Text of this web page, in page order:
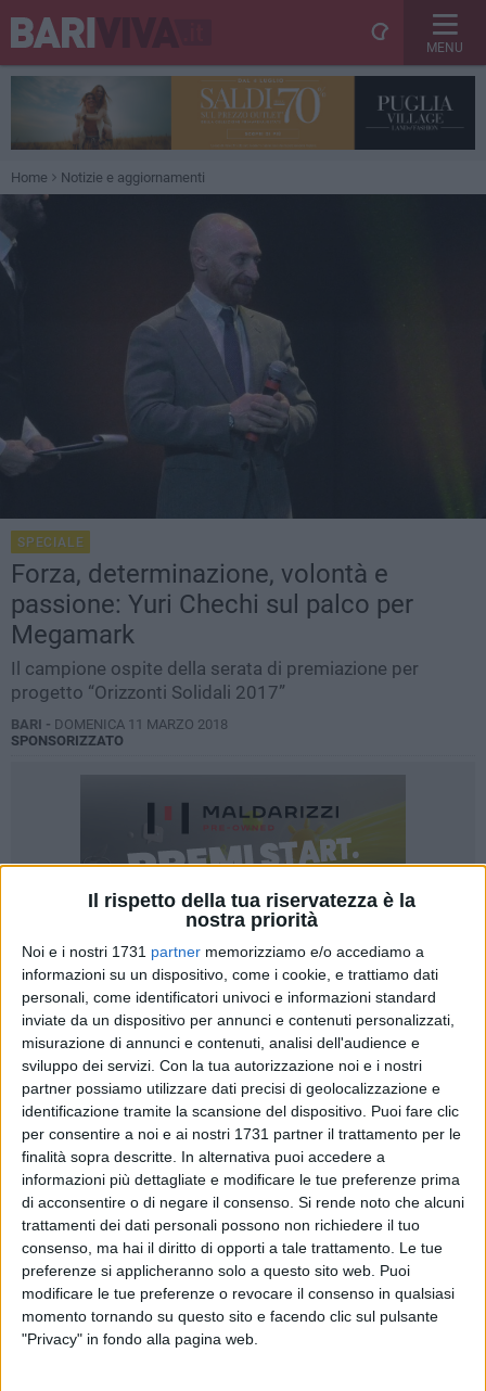
Il rispetto della tua riservatezza è la
nostra priorità
Noi e i nostri 1731 partner memorizziamo e/o accediamo a
informazioni su un dispositivo, come i cookie, e trattiamo dati
personali, come identificatori univoci e informazioni standard
inviate da un dispositivo per annunci e contenuti personalizzati,
misurazione di annunci e contenuti, analisi dell'audience e
sviluppo dei servizi. Con la tua autorizzazione noi e i nostri
partner possiamo utilizzare dati precisi di geolocalizzazione e
identificazione tramite la scansione del dispositivo. Puoi fare clic
per consentire a noi e ai nostri 1731 partner il trattamento per le
finalità sopra descritte. In alternativa puoi accedere a
informazioni più dettagliate e modificare le tue preferenze prima
di acconsentire o di negare il consenso. Si rende noto che alcuni
trattamenti dei dati personali possono non richiedere il tuo
consenso, ma hai il diritto di opporti a tale trattamento. Le tue
preferenze si applicheranno solo a questo sito web. Puoi
modificare le tue preferenze o revocare il consenso in qualsiasi
momento tornando su questo sito e facendo clic sul pulsante
"Privacy" in fondo alla pagina web.
MENU
Home Notizie e aggiornamenti
SPECIALE
Forza, determinazione, volontà e
passione: Yuri Chechi sul palco per
Megamark
Il campione ospite della serata di premiazione per
progetto “Orizzonti Solidali 2017”
BARI - DOMENICA 11 MARZO 2018
SPONSORIZZATO
2
È stato uno dei più grandi atleti italiani di sempre, vincitore di
tante medaglie e grande esempio da seguire nel mondo dello
sport e non solo.
Yuri Chechi, l'indimenticabile "signore degli anelli"
dell'atletica è salito sul palco del TeatroTeam come ospite
d'onore nella serata organizzata dalla Fondazione
Megamark Onlus in occasione della premiazione dei progetti
vincitori del bando "Orizzonti Solidali 2017", finalizzato al